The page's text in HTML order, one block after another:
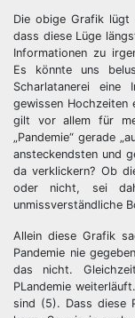
Die obige Grafik
dass diese Lüge
Informationen zu
Es könnte uns
Scharlatanerei eine
gewissen Hochzeiten
gilt vor allem für
„Pandemie“ gerade
ansteckendsten und
da verklickern? Ob
oder nicht, sei
unmissverständliche
Allein diese Grafik
Pandemie nie
das nicht.
PLandemie
sind (5). Dass diese